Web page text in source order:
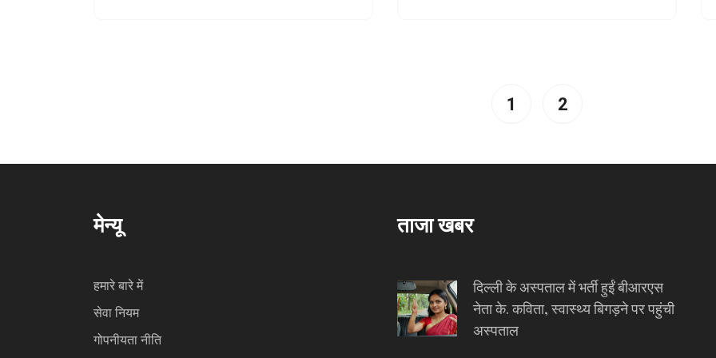
1 2
मेन्यू
हमारे बारे में
सेवा नियम
गोपनीयता नीति
ताजा खबर
दिल्ली के अस्पताल में भर्ती हुईं बीआरएस
नेता के. कविता, स्वास्थ्य बिगड़ने पर पहुंची
अस्पताल